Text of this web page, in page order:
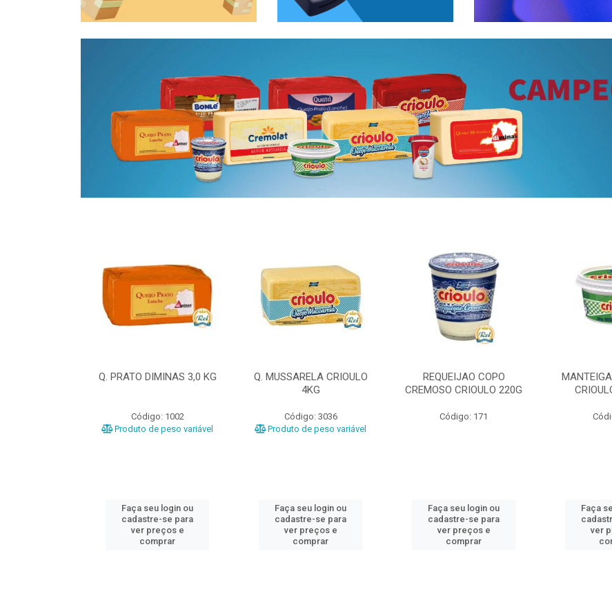
Q. PRATO DIMINAS 3,0 KG
Código: 1002
Produto de peso variável
Faça seu login ou
cadastre-se para
ver preços e
comprar
Q. MUSSARELA CRIOULO
4KG
Código: 3036
Produto de peso variável
Faça seu login ou
cadastre-se para
ver preços e
comprar
REQUEIJAO COPO
CREMOSO CRIOULO 220G
Código: 171
Faça seu login ou
cadastre-se para
ver preços e
comprar
Faça
ver